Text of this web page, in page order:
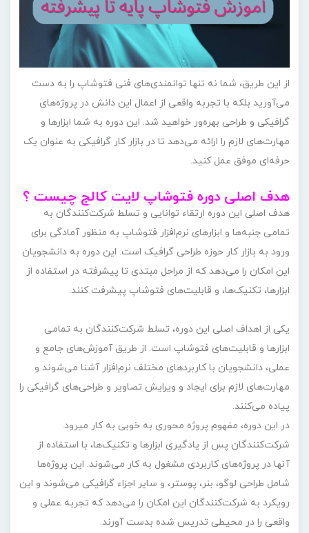
از این طریق، شما نه تنها توانمندی‌های فنی فتوشاپ را به دست
می‌آورید بلکه با تجربه واقعی از اعمال این دانش در پروژه‌های
گرافیکی و طراحی بهره‌ور خواهید شد. این دوره به شما ابزارها و
مهارت‌های لازم را ارائه می‌دهد تا در بازار کار گرافیکی به عنوان یک
حرفه‌ای موفق عمل کنید.
هدف اصلی دوره فتوشاپ لایت کالج چیست ؟
هدف اصلی این دوره ارتقاء توانایی و تسلط شرکت‌کنندگان به
تمامی جنبه‌ها و ابزارهای نرم‌افزار فتوشاپ به منظور آمادگی برای
ورود به بازار کار حوزه طراحی گرافیک است. این دوره به دانشجویان
این امکان را می‌دهد که از مراحل مبتدی تا پیشرفته در استفاده از
ابزارها، تکنیک‌ها، و قابلیت‌های فتوشاپ پیشرفت کنند.
یکی از اهداف اصلی این دوره، تسلط شرکت‌کنندگان به تمامی
ابزارها و قابلیت‌های فتوشاپ است. از طریق آموزش‌های جامع و
عملی، دانشجویان با کاربردهای مختلف نرم‌افزار آشنا می‌شوند و
مهارت‌های لازم برای ایجاد و ویرایش تصاویر و طراحی‌های گرافیکی را
پیاده می‌کنند.
در این دوره، مفهوم پروژه محوری به خوبی به کار میرود.
شرکت‌کنندگان پس از یادگیری ابزارها و تکنیک‌ها، با استفاده از
آنها در پروژه‌های کاربردی مشغول به کار می‌شوند. این پروژه‌ها
شامل طراحی لوگو، بنر، پوستر، و سایر اجزاء گرافیکی می‌شوند و این
رویکرد به شرکت‌کنندگان این امکان را می‌دهد که تجربه عملی و
واقعی را در محیطی تدریس شده بدست آورند.